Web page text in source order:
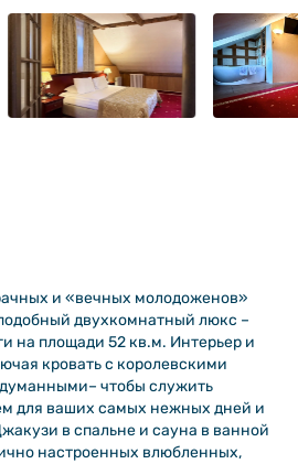
и «вечных молодоженов»
двухкомнатный люкс –
на площади 52 кв.м. Интерьер и
кровать с королевскими
чтобы служить
для ваших самых нежных дней и
в спальне и сауна в ванной
настроенных влюбленных,